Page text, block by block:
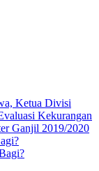
Ketua Divisi
Kekurangan
Ganjil 2019/2020